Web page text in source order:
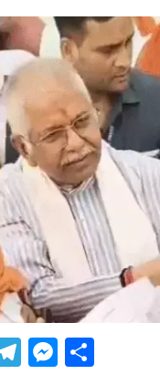
Telegram